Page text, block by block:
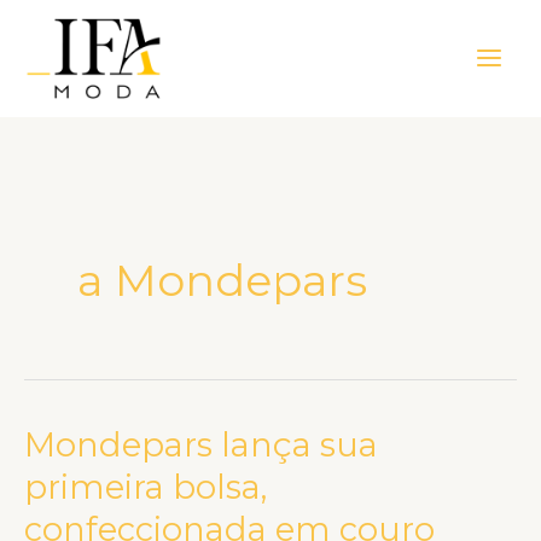
Menu
a Mondepars
Mondepars lança sua
primeira bolsa,
confeccionada em couro
Mondepars
lança
sua
primeira